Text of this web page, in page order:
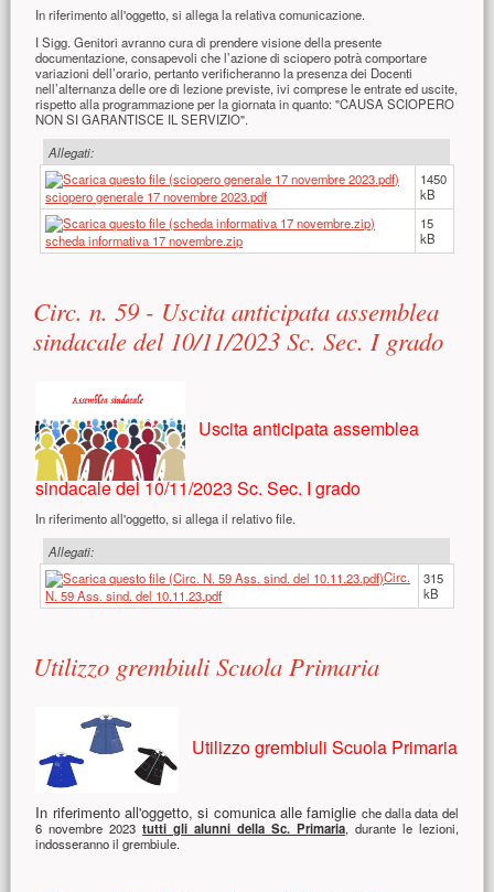
In riferimento all'oggetto, si allega la relativa comunicazione.
I Sigg. Genitori avranno cura di prendere visione della presente
documentazione, consapevoli che l’azione di sciopero potrà comportare
variazioni dell’orario, pertanto verificheranno la presenza dei Docenti
nell’alternanza delle ore di lezione previste, ivi comprese le entrate ed uscite,
rispetto alla programmazione per la giornata in quanto: "CAUSA SCIOPERO
NON SI GARANTISCE IL SERVIZIO".
Allegati:
sciopero generale 17 novembre 2023.pdf
1450
kB
scheda informativa 17 novembre.zip
15
kB
Circ. n. 59 - Uscita anticipata assemblea
sindacale del 10/11/2023 Sc. Sec. I grado
Uscita anticipata assemblea
sindacale del 10/11/2023 Sc. Sec. I grado
In riferimento all'oggetto, si allega il relativo file.
Allegati:
Circ.
N. 59 Ass. sind. del 10.11.23.pdf
315
kB
Utilizzo grembiuli Scuola Primaria
Utilizzo grembiuli Scuola Primaria
In riferimento all'oggetto, si comunica alle famiglie che dalla data del
6 novembre 2023tutti gli alunni della Sc. Primaria, durante le lezioni,
indosseranno il grembiule.